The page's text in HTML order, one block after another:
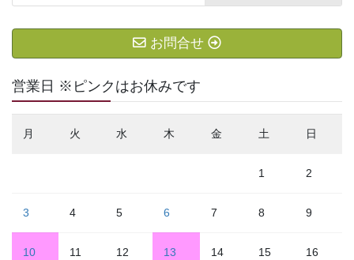
お問合せ
営業日 ※ピンクはお休みです
月 火 水 木 金 土 日
1 2
3 4 5 6 7 8 9
10 11 12 13 14 15 16